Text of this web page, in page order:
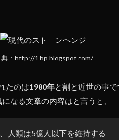
典：http://1.bp.blogspot.com/
たのは1980年と割と近世の事で
なる文章の内容はと言うと、
人類は5億人以下を維持する